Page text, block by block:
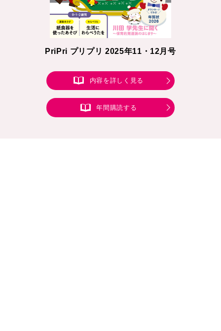
PriPri プリプリ 2025年11・12月号
内容を詳しく見る
年間購読する